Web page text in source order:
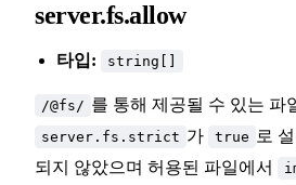
server.fs.allow
타입: string[]
/@fs/ 를 통해 제공될 수 있는 파
server.fs.strict 가 true 로
되지 않았으며 허용된 파일에서